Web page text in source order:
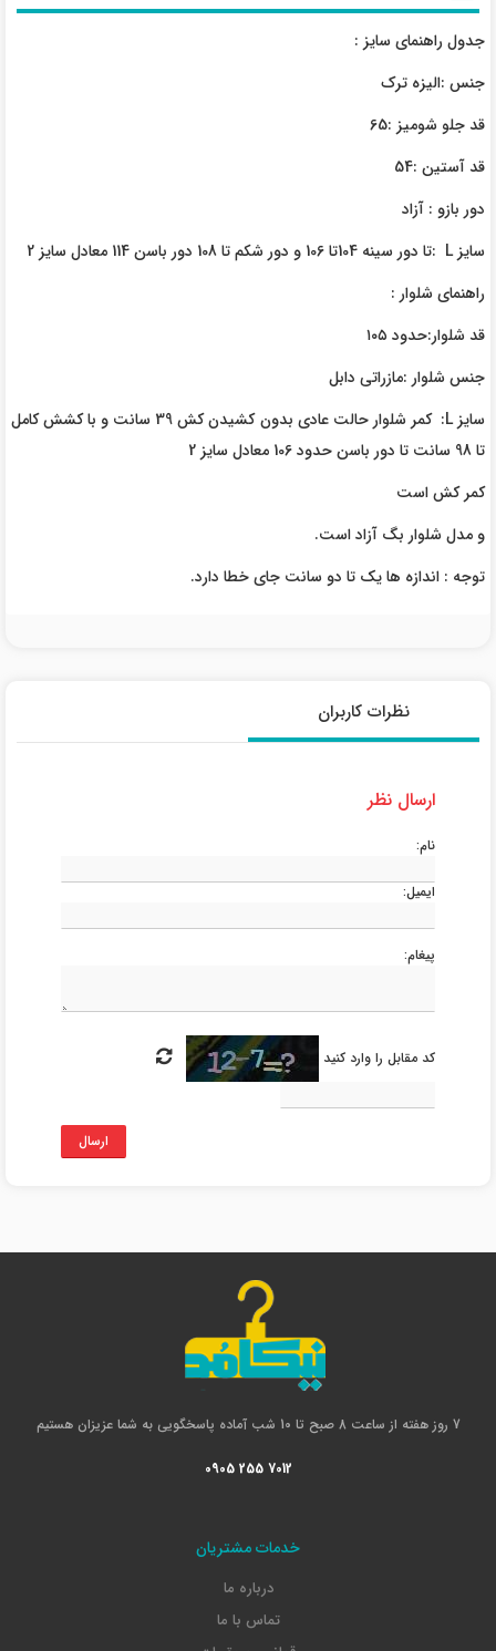
جدول راهنمای سایز :
جنس :الیزه ترک
قد جلو شومیز :65
قد آستین :54
دور بازو : آزاد
سایز L :تا دور سینه 104تا 106 و دور شکم تا 108 دور باسن 114 معادل سایز 2
راهنمای شلوار :
قد شلوار:حدود ۱۰۵
جنس شلوار :مازراتی دابل
سایز L: کمر شلوار حالت عادی بدون کشیدن کش 39 سانت و با کشش کامل
تا 98 سانت تا دور باسن حدود 106 معادل سایز 2
کمر کش است
و مدل شلوار بگ آزاد است.
توجه : اندازه ها یک تا دو سانت جای خطا دارد.
نظرات کاربران
ارسال نظر
نام:
ایمیل:
پیغام:
کد مقابل را وارد کنید
ارسال
7 روز هفته از ساعت 8 صبح تا 10 شب آماده پاسخگویی به شما عزیزان هستیم
0905 255 7012
خدمات مشتریان
درباره ما
تماس با ما